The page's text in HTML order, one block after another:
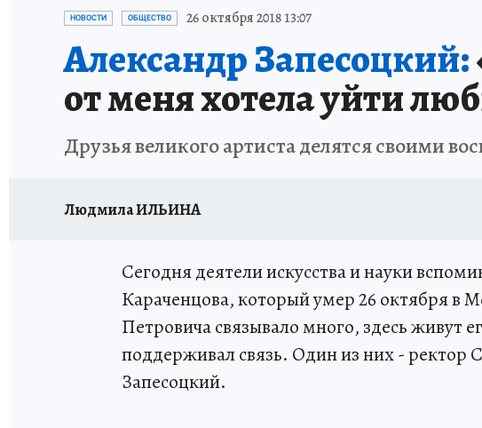
ПЕТЕРБУРГСКАЯ СТРОЙКА
НОВОСТИ ОБЩЕСТВО 26 октября 2018 13:07
Александр Запесоцкий:
от меня хотела уйти
Друзья великого артиста делятся своими
Людмила ИЛЬИНА
Сегодня деятели искусства и науки
Караченцова, который умер 26 октября в
Петровича связывало много, здесь живут
поддерживал связь. Один из них -
Запесоцкий.